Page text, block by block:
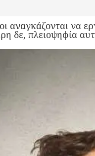
αναγκάζονται να
δε, πλειοψηφία